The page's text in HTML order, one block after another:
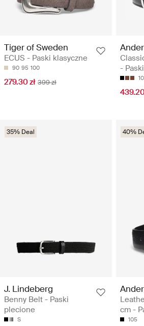
Tiger of Sweden
ECUS - Paski klasyczne
90 95 100
279.30 zł 399 zł
-
35% Deal
J. Lindeberg
Benny Belt - Paski
plecione
S
40%
cm -
105